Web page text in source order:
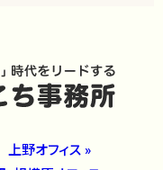
上野オフィス »